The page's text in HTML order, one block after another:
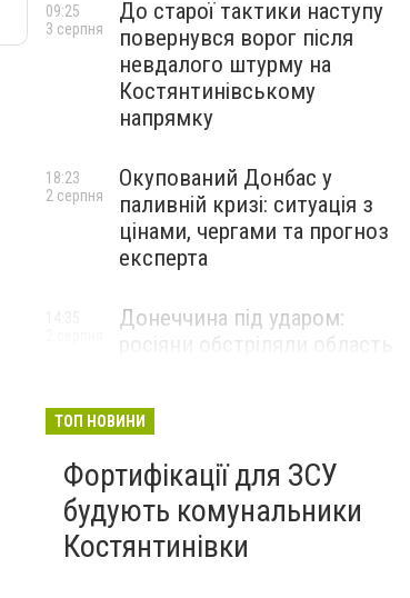
До старої тактики наступу
повернувся ворог після
невдалого штурму на
Костянтинівському
напрямку
09:25
3 серпня
Окупований Донбас у
паливній кризі: ситуація з
цінами, чергами та прогноз
експерта
18:23
2 серпня
Донеччина під ударом:
росіяни обстріляли область
ТОП НОВИНИ
Фортифікації для ЗСУ
будують комунальники
Костянтинівки